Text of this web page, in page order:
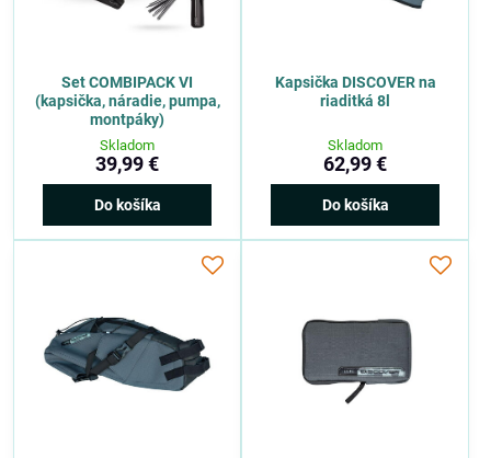
Set COMBIPACK VI
(kapsička, náradie, pumpa,
montpáky)
Skladom
39,99 €
Do košíka
Kapsička DISCOVER na
riaditká 8l
Skladom
62,99 €
Do košíka